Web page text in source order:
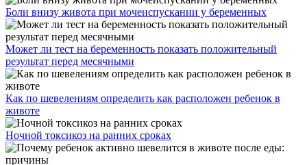
Боли внизу живота при мочеиспускании у беременных
Может ли тест на беременность показать положительный
результат перед месячными
Как по шевелениям определить как расположен ребенок в
животе
Ночной токсикоз на ранних сроках